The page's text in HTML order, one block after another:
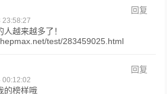
回复
23:58:27
人越来越多了！
test/283459025.html
回复
00:12:02
的榜样哦